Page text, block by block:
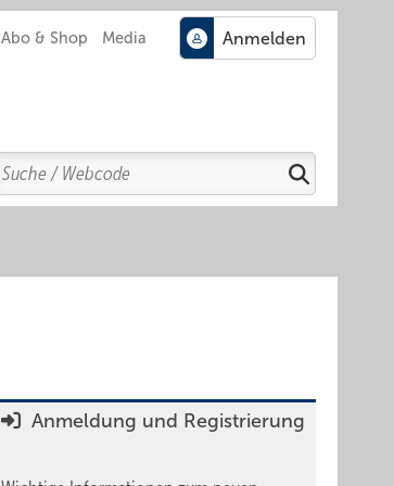
Abo & Shop Media
Search
Suchen
Anmeldung und Registrierung